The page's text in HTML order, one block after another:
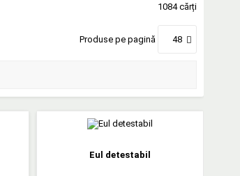
1084 cărți
Produse pe pagină 48
Eul detestabil